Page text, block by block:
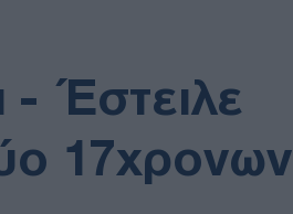
ΤΕΧΝΟΛΟΓΙΑ
- Έστειλε
17χρονων